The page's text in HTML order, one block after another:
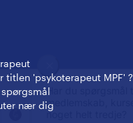
titlen 'psykoterapeut MPF' ?
nær dig